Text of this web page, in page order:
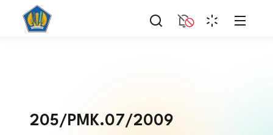
205/PMK.07/2009